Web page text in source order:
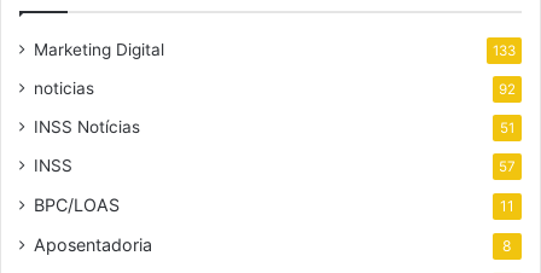
Marketing Digital 133
noticias 92
INSS Notícias 51
INSS 57
BPC/LOAS 11
Aposentadoria 8